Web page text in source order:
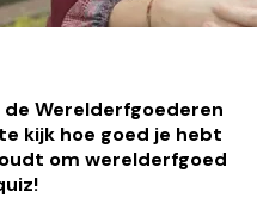
de Werelderfgoederen
kijk hoe goed je hebt
om werelderfgoed